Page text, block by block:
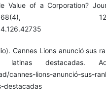
Value of a Corporation?
126-
Cannes Lions anunció sus
latinas destacadas.
cannes-lions-anunció-sus-
destacadas